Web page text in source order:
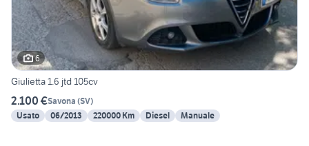
6
Giulietta 1.6 jtd 105cv
2.100 €Savona (SV)
Usato
06/2013 220000 Km Diesel Manuale